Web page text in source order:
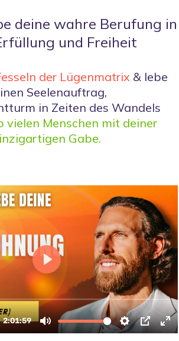
deine wahre Berufung in
und Freiheit
der Lügenmatrix & lebe
Seelenauftrag,
in Zeiten des Wandels
vielen Menschen mit deiner
Gabe.